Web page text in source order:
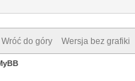
Wróć do góry Wersja bez grafiki